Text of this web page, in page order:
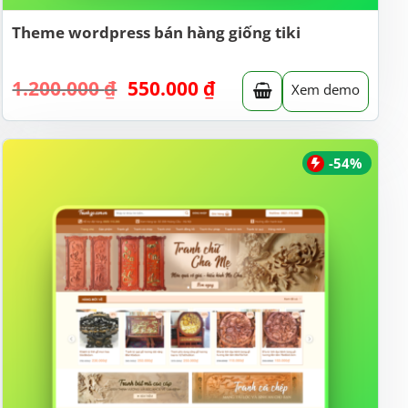
Theme wordpress bán hàng giống tiki
1.200.000₫ Giá
là:
1.200.000 ₫.
550.000 ₫Giá
hiện
tại
là:
Xem demo
-54%